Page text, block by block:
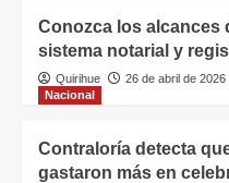
Conozca los alcances
sistema notarial y
Quirihue 26 de abril de 2026
Nacional
Contraloría detecta
gastaron más en